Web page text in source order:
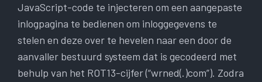
JavaScript-code te injecteren om een ​​aangepaste
inlogpagina te bedienen om inloggegevens te
stelen en deze over te hevelen naar een door de
aanvaller bestuurd systeem dat is gecodeerd met
behulp van het ROT13-cijfer (“wrned(.)com”). Zodra